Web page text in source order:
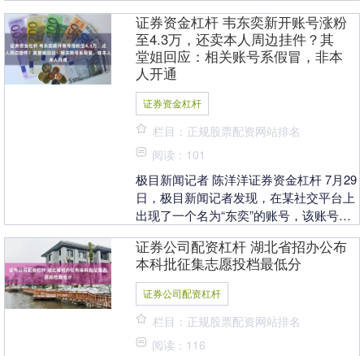
券商中....
证券资金杠杆 韦东奕新开账号涨粉
至4.3万，还卖本人周边挂件？其
堂姐回应：相关账号系假冒，非本
人开通
证券资金杠杆
栏目：正规股票配资网站排名
阅读：101
极目新闻记者 陈洋洋证券资金杠杆 7月29
日，极目新闻记者发现，在某社交平台上
出现了一个名为“东奕”的账号，该账号发
平台互相....
证券公司配资杠杆 湖北省招办公布
本科批征集志愿投档最低分
证券公司配资杠杆
栏目：正规股票配资网站排名
阅读：116